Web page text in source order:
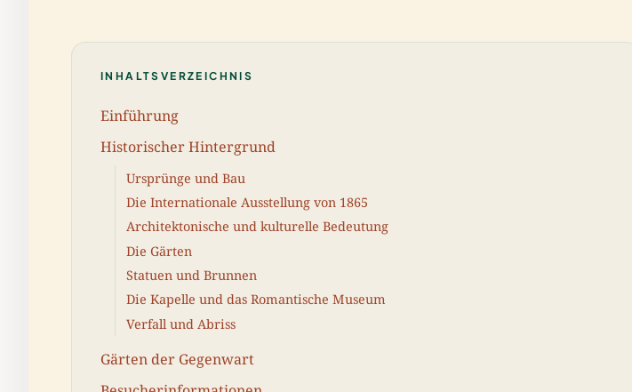
INHALTSVERZEICHNIS
Einführung
Historischer Hintergrund
Ursprünge und Bau
Die Internationale Ausstellung von 1865
Architektonische und kulturelle Bedeutung
Die Gärten
Statuen und Brunnen
Die Kapelle und das Romantische Museum
Verfall und Abriss
Gärten der Gegenwart